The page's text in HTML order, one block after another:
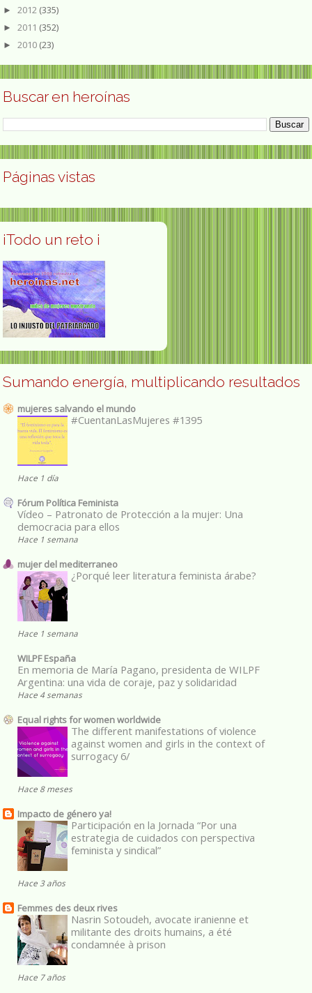
► 2012 (335)
► 2011 (352)
► 2010 (23)
Buscar en heroínas
Páginas vistas
¡Todo un reto ¡
Sumando energía, multiplicando resultados
mujeres salvando el mundo
#CuentanLasMujeres #1395
Hace 1 día
Fórum Política Feminista
Vídeo – Patronato de Protección a la mujer: Una
democracia para ellos
Hace 1 semana
mujer del mediterraneo
¿Porqué leer literatura feminista árabe?
Hace 1 semana
WILPF España
En memoria de María Pagano, presidenta de WILPF
Argentina: una vida de coraje, paz y solidaridad
Hace 4 semanas
Equal rights for women worldwide
The different manifestations of violence
against women and girls in the context of
surrogacy 6/
Hace 8 meses
Impacto de género ya!
Participación en la Jornada “Por una
estrategia de cuidados con perspectiva
feminista y sindical”
Hace 3 años
Femmes des deux rives
Nasrin Sotoudeh, avocate iranienne et
militante des droits humains, a été
condamnée à prison
Hace 7 años